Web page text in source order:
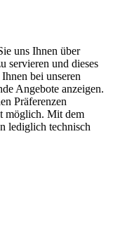
uns Ihnen über
servieren und dieses
bei unseren
Angebote anzeigen.
Präferenzen
möglich. Mit dem
lediglich technisch